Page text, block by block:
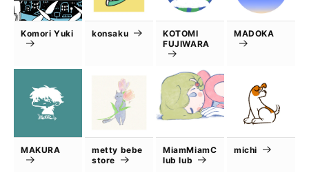
Komori Yuki konsaku
KOTOMI
FUJIWARA
MADOKA
MAKURA
metty bebe
store
MiamMiamC
lub lub
michi